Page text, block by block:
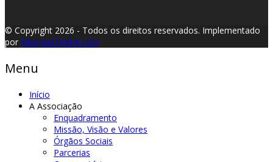
© Copyright 2026 - Todos os direitos reservados. Implementado
por AlbergueDigital.com
Menu
Início
A Associação
Enquadramento
Missão, Visão e Valores
Órgãos Sociais
Parcerias